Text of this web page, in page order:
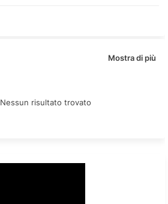
Mostra di più
Nessun risultato trovato